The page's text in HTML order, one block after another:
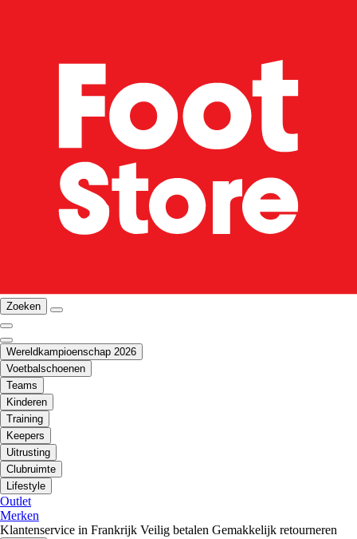
Zoeken
Wereldkampioenschap 2026
Voetbalschoenen
Teams
Kinderen
Training
Keepers
Uitrusting
Clubruimte
Lifestyle
Outlet
Merken
Klantenservice in Frankrijk Veilig betalen Gemakkelijk retourneren